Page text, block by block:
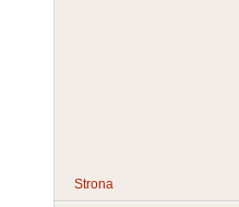
Strona